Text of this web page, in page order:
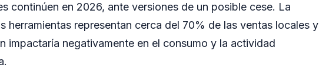
continúen en 2026, ante versiones de un posible cese. La
herramientas representan cerca del 70% de las ventas locales y
impactaría negativamente en el consumo y la actividad